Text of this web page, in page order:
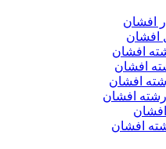
افشان
افشان
افشان
افشان
افشان
افشان
افشان